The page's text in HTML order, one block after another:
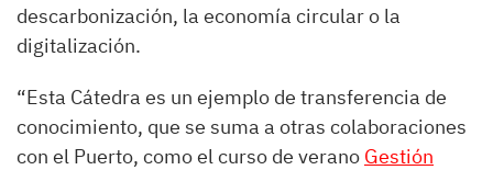
descarbonización, la economía circular o la
digitalización.
“Esta Cátedra es un ejemplo de transferencia de
conocimiento, que se suma a otras colaboraciones
con el Puerto, como el curso de verano Gestión